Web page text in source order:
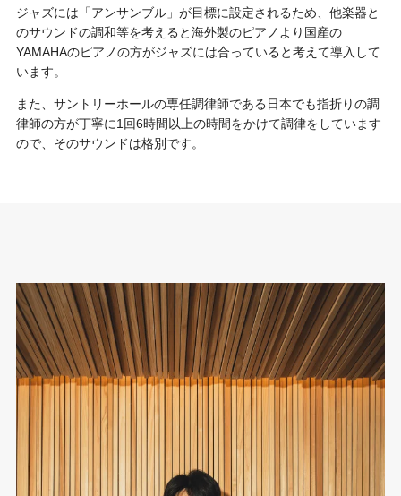
ジャズには「アンサンブル」が目標に設定されるため、他楽器と
のサウンドの調和等を考えると海外製のピアノより国産の
YAMAHAのピアノの方がジャズには合っていると考えて導入して
います。
また、サントリーホールの専任調律師である日本でも指折りの調
律師の方が丁寧に1回6時間以上の時間をかけて調律をしています
ので、そのサウンドは格別です。